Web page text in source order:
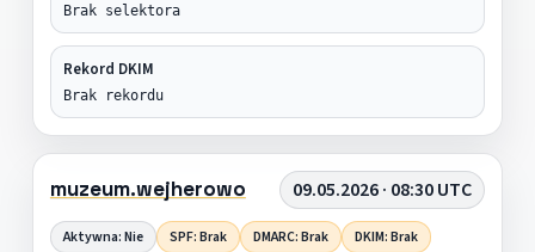
Brak selektora
Rekord DKIM
Brak rekordu
muzeum.wejherowo 09.05.2026 · 08:30 UTC
Aktywna: Nie SPF: Brak DMARC: Brak DKIM: Brak